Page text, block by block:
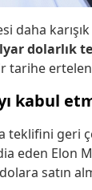
daha
dolarlık
tarihe
kabul
teklifini
eden
satın